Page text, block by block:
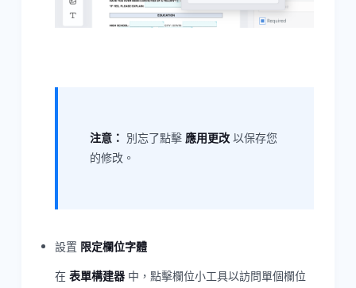
注意： 別忘了點擊 應用更改以保存您
的修改。
設置 限定欄位字體
在 表單構建器中，點擊欄位小工具以訪問單個欄位